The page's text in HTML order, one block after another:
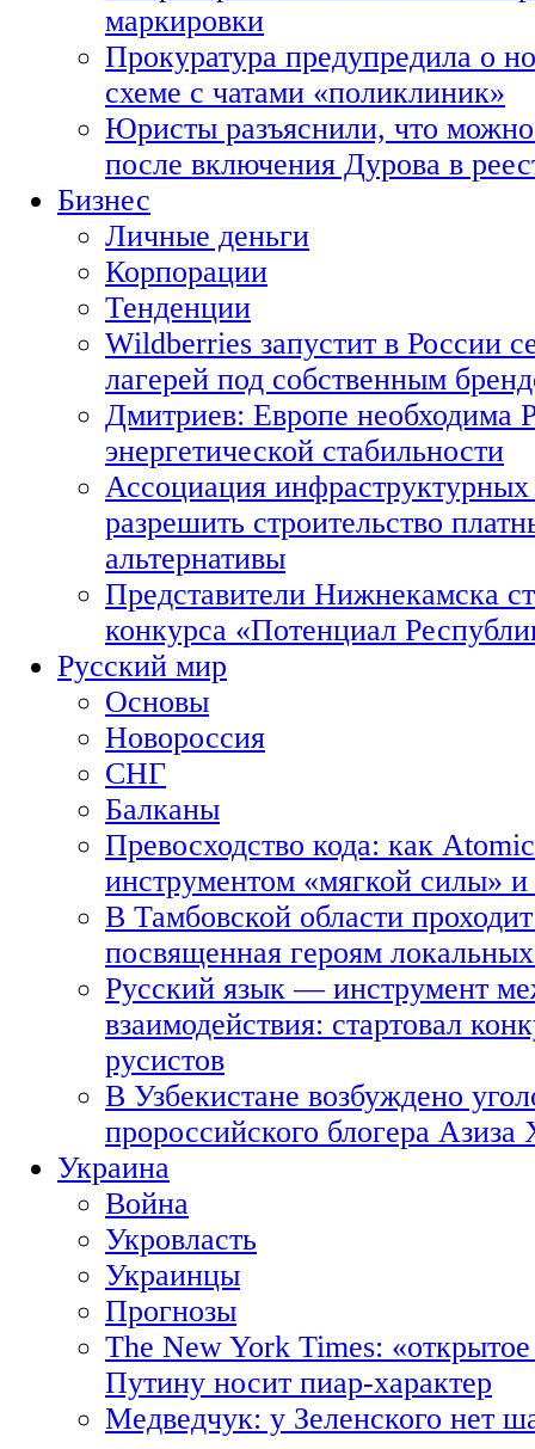
маркировки
Прокуратура предупредила о
схеме с чатами «поликлиник»
Юристы разъяснили, что можно
после включения Дурова в
Бизнес
Личные деньги
Корпорации
Тенденции
Wildberries запустит в России
лагерей под собственным
Дмитриев: Европе необходима
энергетической стабильности
Ассоциация
разрешить строительство
альтернативы
Представители Нижнекамска
конкурса «Потенциал
Русский мир
Основы
Новороссия
СНГ
Балканы
Превосходство кода: как
инструментом «мягкой силы» и
В Тамбовской области
посвященная героям
Русский язык — инструмент
взаимодействия: стартовал
русистов
В Узбекистане возбуждено
пророссийского блогера Азиза
Украина
Война
Укровласть
Украинцы
Прогнозы
The New York Times:
Путину носит пиар-характер
Медведчук: у Зеленского нет